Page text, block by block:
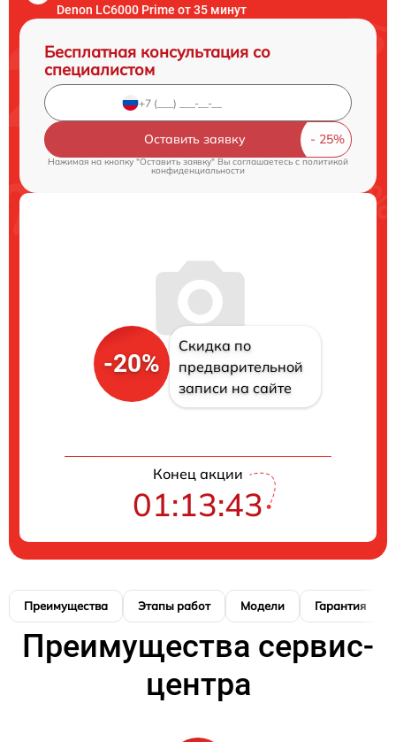
Denon LC6000 Prime от 35 минут
Бесплатная консультация со
специалистом
Оставить заявку
Нажимая на кнопку "Оставить заявку" Вы соглашаетесь c политикой
конфиденциальности
-20%
Скидка по
предварительной
записи на сайте
Конец акции
01:13:42
Преимущества Этапы работ Модели Гарантия
Преимущества сервис-
центра